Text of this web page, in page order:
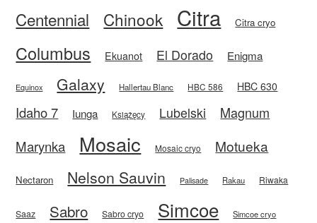
Centennial Chinook Citra Citra cryo
Columbus Ekuanot El Dorado Enigma
Equinox Galaxy Hallertau Blanc HBC 586 HBC 630
Idaho 7 Iunga Książęcy Lubelski
Magnum
Marynka
Mosaic Mosaic cryo Motueka
Nectaron Nelson Sauvin Palisade Rakau Riwaka
Saaz Sabro Sabro cryo Simcoe Simcoe cryo